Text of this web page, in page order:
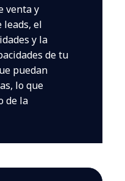
venta y
leads, el
y la
de tu
puedan
lo que
de la